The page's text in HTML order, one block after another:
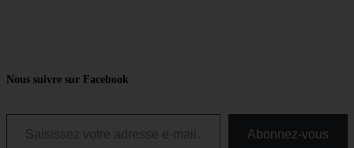
Nous suivre sur Facebook
Saisissez votre adresse e-mail…
Abonnez-vous